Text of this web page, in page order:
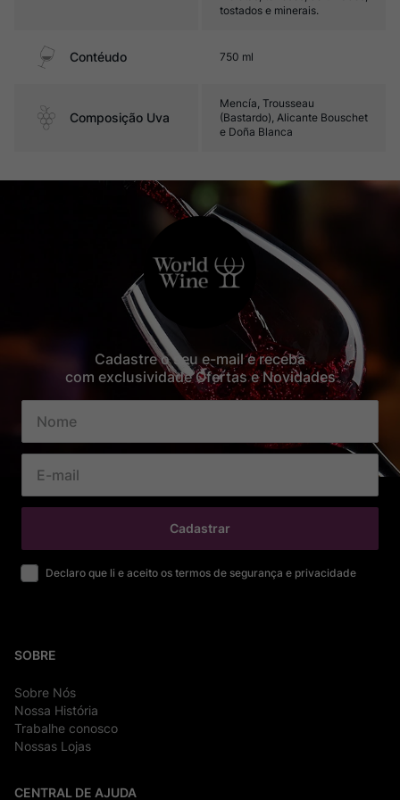
tostados e minerais.
Contéudo 750 ml
Composição Uva
Mencía, Trousseau
(Bastardo), Alicante Bouschet
e Doña Blanca
Cadastre o seu e-mail e receba
com exclusividade Ofertas e Novidades
Cadastrar
Declaro que li e aceito os termos de segurança e privacidade
SOBRE
Sobre Nós
Nossa História
Trabalhe conosco
Nossas Lojas
CENTRAL DE AJUDA